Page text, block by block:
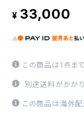
¥ 33,000
この商品は1点ま
別途送料がかかり
この商品は海外配